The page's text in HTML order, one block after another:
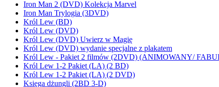
Iron Man 2 (DVD) Kolekcja Marvel
Iron Man Trylogia (3DVD)
Król Lew (BD)
Król Lew (DVD)
Król Lew (DVD) Uwierz w Magię
Król Lew (DVD) wydanie specjalne z plakatem
Król Lew - Pakiet 2 filmów (2DVD) (ANIMOWANY/
Król Lew 1-2 Pakiet (LA) (2 BD)
Król Lew 1-2 Pakiet (LA) (2 DVD)
Księga dżungli (2BD 3-D)